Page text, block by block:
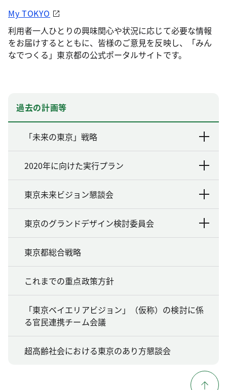
My TOKYO
利用者一人ひとりの興味関心や状況に応じて必要な情報
をお届けするとともに、皆様のご意見を反映し、「みん
なでつくる」東京都の公式ポータルサイトです。
過去の計画等
「未来の東京」戦略
2020年に向けた実行プラン
東京未来ビジョン懇談会
東京のグランドデザイン検討委員会
東京都総合戦略
これまでの重点政策方針
「東京ベイエリアビジョン」（仮称）の検討に係
る官民連携チーム会議
超高齢社会における東京のあり方懇談会